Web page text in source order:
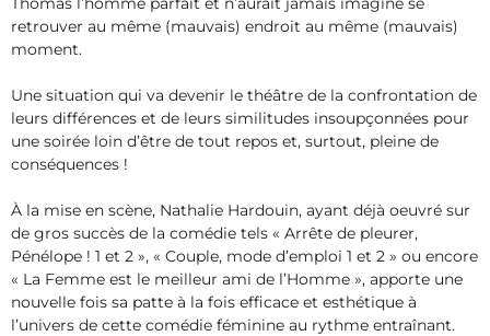
retrouver au même (mauvais) endroit au même (mauvais)
moment.
Une situation qui va devenir le théâtre de la confrontation de
leurs différences et de leurs similitudes insoupçonnées pour
une soirée loin d’être de tout repos et, surtout, pleine de
conséquences !
À la mise en scène, Nathalie Hardouin, ayant déjà oeuvré sur
de gros succès de la comédie tels « Arrête de pleurer,
Pénélope ! 1 et 2 », « Couple, mode d’emploi 1 et 2 » ou encore
« La Femme est le meilleur ami de l’Homme », apporte une
nouvelle fois sa patte à la fois efficace et esthétique à
l’univers de cette comédie féminine au rythme entraînant.